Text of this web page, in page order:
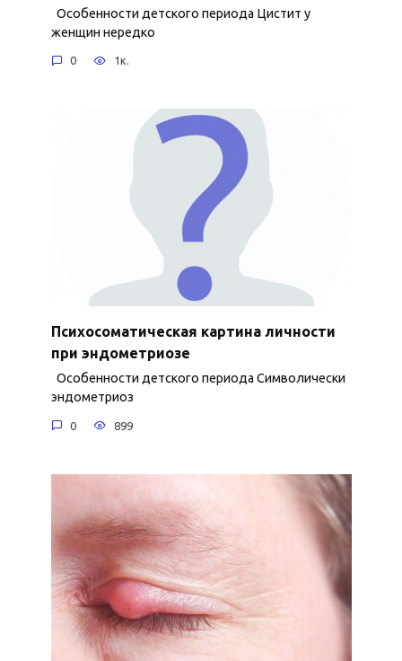
Особенности детского периода Цистит у
женщин нередко
0 1к.
Психосоматическая картина личности
при эндометриозе
Особенности детского периода Символически
эндометриоз
0 899